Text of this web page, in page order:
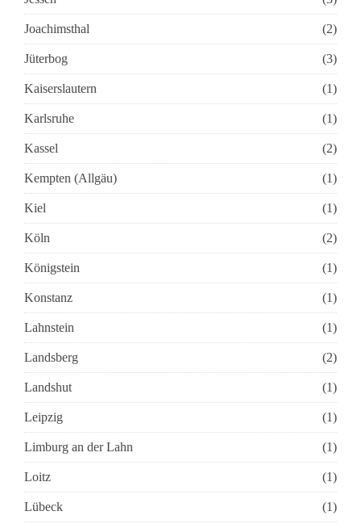
Joachimsthal (2)
Jüterbog (3)
Kaiserslautern (1)
Karlsruhe (1)
Kassel (2)
Kempten (Allgäu) (1)
Kiel (1)
Köln (2)
Königstein (1)
Konstanz (1)
Lahnstein (1)
Landsberg (2)
Landshut (1)
Leipzig (1)
Limburg an der Lahn (1)
Loitz (1)
Lübeck (1)